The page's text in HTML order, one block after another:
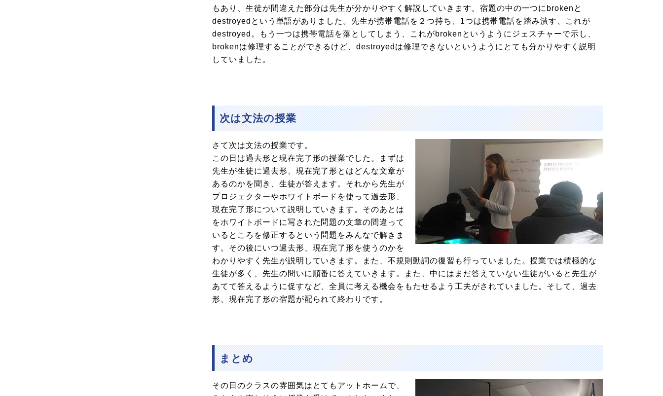
もあり、生徒が間違えた部分は先生が分かりやすく解説していきます。宿題の中の一つにbrokenと
destroyedという単語がありました。先生が携帯電話を２つ持ち、1つは携帯電話を踏み潰す、これが
destroyed。もう一つは携帯電話を落としてしまう、これがbrokenというようにジェスチャーで示し、
brokenは修理することができるけど、destroyedは修理できないというようにとても分かりやすく説明
していました。
次は文法の授業
さて次は文法の授業です。
この日は過去形と現在完了形の授業でした。まずは
先生が生徒に過去形、現在完了形とはどんな文章が
あるのかを聞き、生徒が答えます。それから先生が
プロジェクターやホワイトボードを使って過去形、
現在完了形について説明していきます。そのあとは
をホワイトボードに写された問題の文章の間違って
いるところを修正するという問題をみんなで解きま
す。その後にいつ過去形、現在完了形を使うのかを
わかりやすく先生が説明していきます。また、不規則動詞の復習も行っていました。授業では積極的な
生徒が多く、先生の問いに順番に答えていきます。また、中にはまだ答えていない生徒がいると先生が
あてて答えるように促すなど、全員に考える機会をもたせるよう工夫がされていました。そして、過去
形、現在完了形の宿題が配られて終わりです。
まとめ
その日のクラスの雰囲気はとてもアットホームで、